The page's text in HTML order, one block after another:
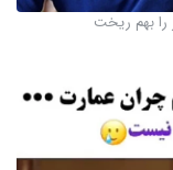
بهم ریخت